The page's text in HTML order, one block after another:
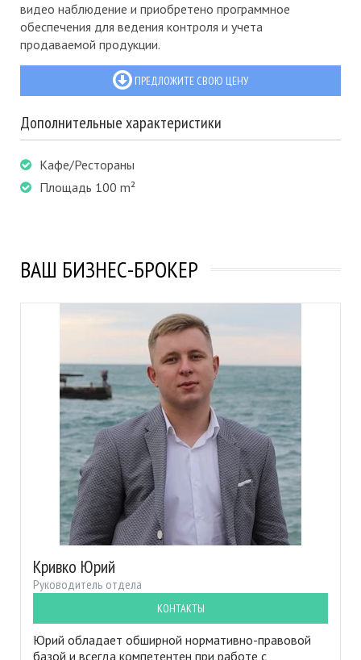
видео наблюдение и приобретено программное
обеспечения для ведения контроля и учета
продаваемой продукции.
ПРЕДЛОЖИТЕ СВОЮ ЦЕНУ
Дополнительные характеристики
Кафе/Рестораны
Площадь 100 m²
ВАШ БИЗНЕС-БРОКЕР
Кривко Юрий
Руководитель отдела
КОНТАКТЫ
Юрий обладает обширной нормативно-правовой
базой и всегда компетентен при работе с